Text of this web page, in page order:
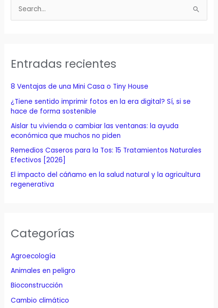
r
p
r
:
Entradas recientes
8 Ventajas de una Mini Casa o Tiny House
¿Tiene sentido imprimir fotos en la era digital? Sí, si se
hace de forma sostenible
Aislar tu vivienda o cambiar las ventanas: la ayuda
económica que muchos no piden
Remedios Caseros para la Tos: 15 Tratamientos Naturales
Efectivos [2026]
El impacto del cáñamo en la salud natural y la agricultura
regenerativa
Categorías
Agroecología
Animales en peligro
Bioconstrucción
Cambio climático